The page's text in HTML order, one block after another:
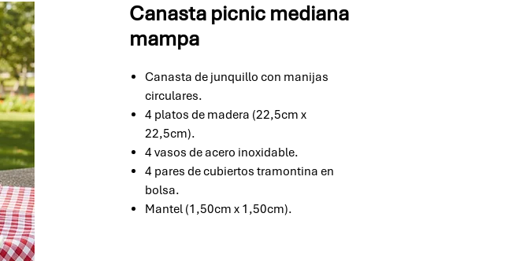
Canasta picnic mediana
mampa
Canasta de junquillo con manijas
circulares.
4 platos de madera (22,5cm x
22,5cm).
4 vasos de acero inoxidable.
4 pares de cubiertos tramontina en
bolsa.
Mantel (1,50cm x 1,50cm).